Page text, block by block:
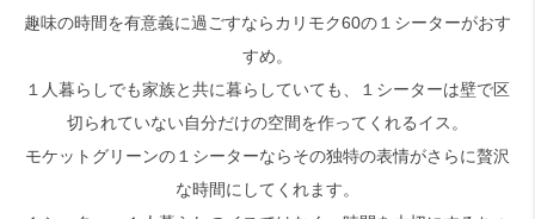
趣味の時間を有意義に過ごすならカリモク60の１シーターがおす
すめ。
１人暮らしでも家族と共に暮らしていても、１シーターは壁で区
切られていない自分だけの空間を作ってくれるイス。
モケットグリーンの１シーターならその独特の表情がさらに贅沢
な時間にしてくれます。